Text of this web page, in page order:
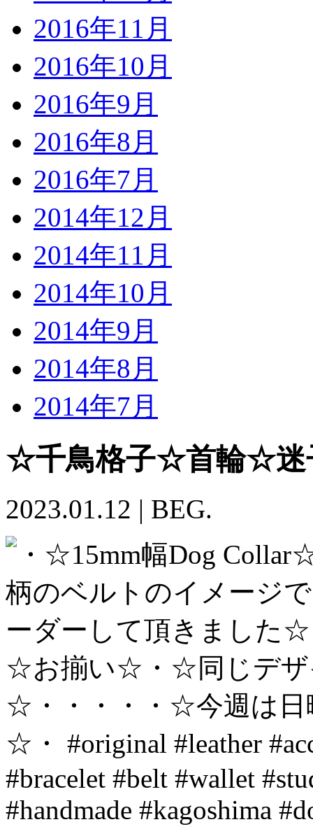
2016年11月
2016年10月
2016年9月
2016年8月
2016年7月
2014年12月
2014年11月
2014年10月
2014年9月
2014年8月
2014年7月
☆千鳥格子☆首輪☆
2023.01.12 | BEG.